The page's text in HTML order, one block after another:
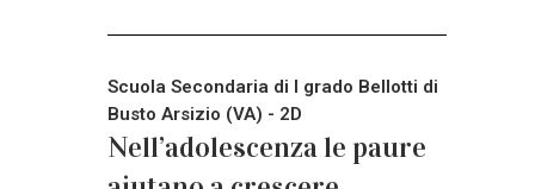
Scuola Secondaria di I grado Bellotti di
Busto Arsizio (VA) - 2D
Nell’adolescenza le paure